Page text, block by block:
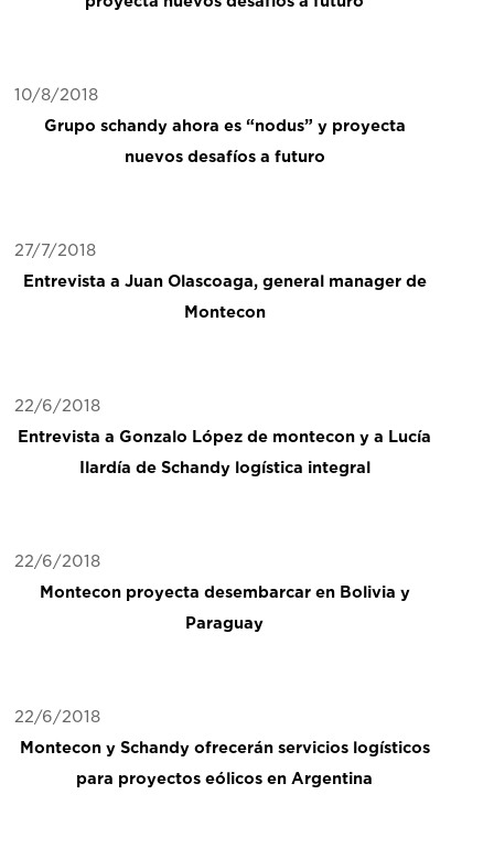
10/8/2018
Grupo schandy ahora es “nodus” y proyecta
nuevos desafíos a futuro
27/7/2018
Entrevista a Juan Olascoaga, general manager de
Montecon
22/6/2018
Entrevista a Gonzalo López de montecon y a Lucía
Ilardía de Schandy logística integral
22/6/2018
Montecon proyecta desembarcar en Bolivia y
Paraguay
22/6/2018
Montecon y Schandy ofrecerán servicios logísticos
para proyectos eólicos en Argentina